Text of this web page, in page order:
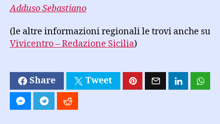
Adduso Sebastiano
(le altre informazioni regionali le trovi anche su
Vivicentro – Redazione Sicilia)
Share Tweet